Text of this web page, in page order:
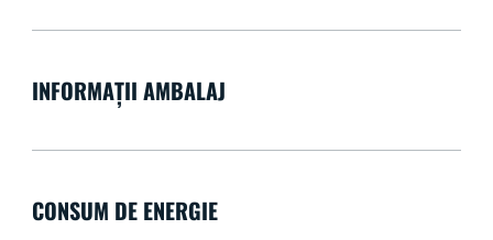
INFORMAȚII AMBALAJ
CONSUM DE ENERGIE